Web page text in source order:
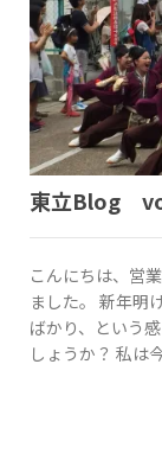
東立Blog
こんにちは、営
ました。 新年明
ばかり、という
しょうか？ 私は